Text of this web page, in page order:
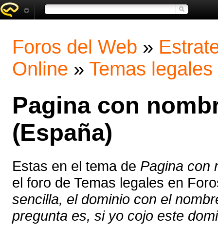
Foros del Web »
Online » Temas legales
Pagina con
(España)
Estas en el tema de Pagina con
el foro de Temas legales en
sencilla, el dominio con el
pregunta es, si yo cojo este